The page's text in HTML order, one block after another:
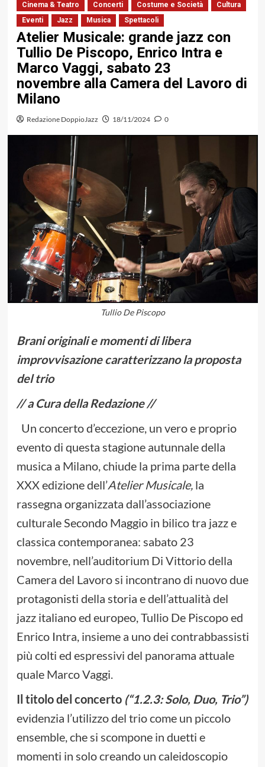
Cinema & Teatro Concerti Costume e Società
Cultura
Eventi
Jazz Musica Spettacoli
Atelier Musicale: grande jazz con
Tullio De Piscopo, Enrico Intra e
Marco Vaggi, sabato 23
novembre alla Camera del Lavoro di
Milano
Redazione DoppioJazz 18/11/2024 0
Tullio De Piscopo
Brani originali e momenti di libera
improvvisazione caratterizzano la proposta
del trio
// a Cura della Redazione //
Un concerto d’eccezione, un vero e proprio
evento di questa stagione autunnale della
musica a Milano, chiude la prima parte della
XXX edizione dell’Atelier Musicale,la
rassegna organizzata dall’associazione
culturale Secondo Maggio in bilico tra jazz e
classica contemporanea: sabato 23
novembre, nell’auditorium Di Vittorio della
Camera del Lavoro si incontrano di nuovo due
protagonisti della storia e dell’attualità del
jazz italiano ed europeo, Tullio De Piscopo ed
Enrico Intra, insieme a uno dei contrabbassisti
più colti ed espressivi del panorama attuale
quale Marco Vaggi.
Il titolo del concerto (“1.2.3: Solo, Duo, Trio”)
evidenzia l’utilizzo del trio come un piccolo
ensemble, che si scompone in duetti e
momenti in solo creando un caleidoscopio